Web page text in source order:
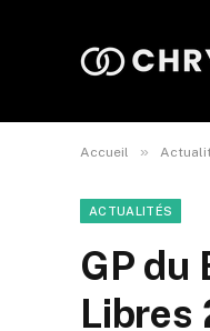
Accueil »
ACTUALITÉS
GP du
Libres